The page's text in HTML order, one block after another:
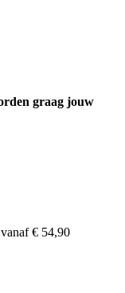
graag jouw
vanaf € 54,90